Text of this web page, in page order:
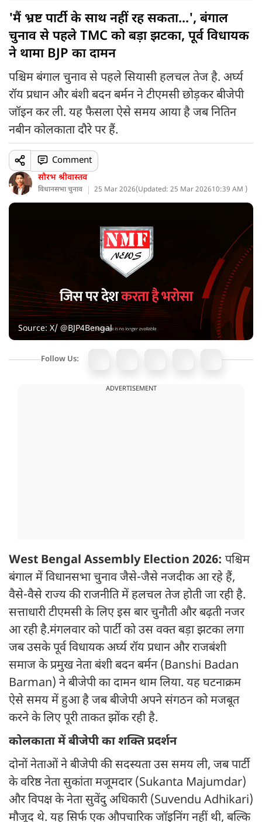
'मैं भ्रष्ट पार्टी के साथ नहीं रह सकता...', बंगाल
चुनाव से पहले TMC को बड़ा झटका, पूर्व विधायक
ने थामा BJP का दामन
पश्चिम बंगाल चुनाव से पहले सियासी हलचल तेज है. अर्घ्य
रॉय प्रधान और बंशी बदन बर्मन ने टीएमसी छोड़कर बीजेपी
जॉइन कर ली. यह फैसला ऐसे समय आया है जब नितिन
नबीन कोलकाता दौरे पर हैं.
सौरभ श्रीवास्तव
विधानसभा चुनाव 25 Mar 2026(Updated: 25 Mar 202610:39 AM )
Comment
Source: X/ @BJP4Bengal
Follow Us:
ADVERTISEMENT
West Bengal Assembly Election 2026: पश्चिम
बंगाल में विधानसभा चुनाव जैसे-जैसे नजदीक आ रहे हैं,
वैसे-वैसे राज्य की राजनीति में हलचल तेज होती जा रही है.
सत्ताधारी टीएमसी के लिए इस बार चुनौती और बढ़ती नजर
आ रही है.मंगलवार को पार्टी को उस वक्त बड़ा झटका लगा
जब उसके पूर्व विधायक अर्घ्य रॉय प्रधान और राजबंशी
समाज के प्रमुख नेता बंशी बदन बर्मन (Banshi Badan
Barman) ने बीजेपी का दामन थाम लिया. यह घटनाक्रम
ऐसे समय में हुआ है जब बीजेपी अपने संगठन को मजबूत
करने के लिए पूरी ताकत झोंक रही है.
कोलकाता में बीजेपी का शक्ति प्रदर्शन
दोनों नेताओं ने बीजेपी की सदस्यता उस समय ली, जब पार्टी
के वरिष्ठ नेता सुकांता मजूमदार (Sukanta Majumdar)
और विपक्ष के नेता सुवेंदु अधिकारी (Suvendu Adhikari)
मौजूद थे. यह सिर्फ एक औपचारिक जॉइनिंग नहीं थी, बल्कि